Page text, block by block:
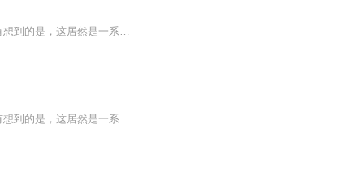
由于贪图500块的好处，我居然意外撞见了自己表嫂和村长儿子王小海的丑事，而更令我没有想到的是，这居然是一系列诡异事件的导火索。 地处偏僻的海神寨，神秘的海神娘娘，神秘无比的表嫂，恐怖的血泉，这一切都让我迷茫恐惧，或简介：由于贪图500块的好处，...
由于贪图500块的好处，我居然意外撞见了自己表嫂和村长儿子王小海的丑事，而更令我没有想到的是，这居然是一系列诡异事件的导火索。 地处偏僻的海神寨，神秘的海神娘娘，神秘无比的表嫂，恐怖的血泉，这一切都让我迷茫恐惧，或许只有从一望无际的大海深处...